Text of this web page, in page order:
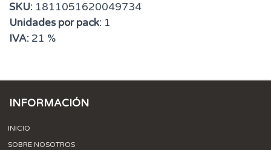
SKU: 1811051620049734
Unidades por pack: 1
IVA: 21 %
INFORMACIÓN
INICIO
SOBRE NOSOTROS